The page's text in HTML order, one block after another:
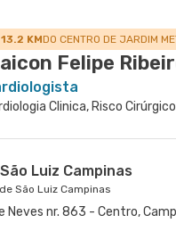
13.2 KMDO CENTRO DE JARDIM
Felipe
Clinica, Risco Cirúrgico
Luiz Campinas
São Luiz Campinas
Neves nr. 863 - Centro,